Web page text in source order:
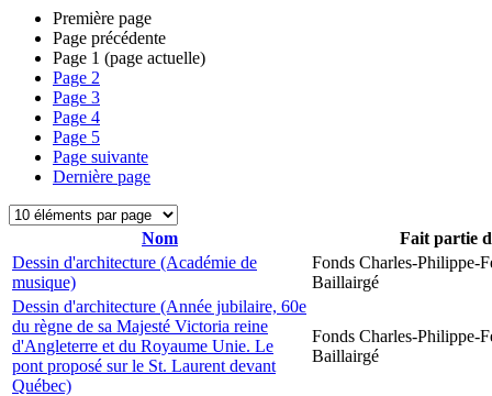
Première page
Page précédente
Page 1 (page actuelle)
Page 2
Page 3
Page 4
Page 5
Page suivante
Dernière page
Nom
Fait partie
Dessin d'architecture (Académie de
musique)
Fonds Charles-Philippe-
Baillairgé
Dessin d'architecture (Année jubilaire, 60e
du règne de sa Majesté Victoria reine
d'Angleterre et du Royaume Unie. Le
pont proposé sur le St. Laurent devant
Québec)
Fonds Charles-Philippe-
Baillairgé